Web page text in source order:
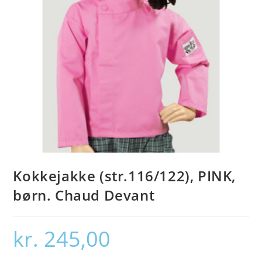
Kokkejakke (str.116/122), PINK,
børn. Chaud Devant
kr. 245,00